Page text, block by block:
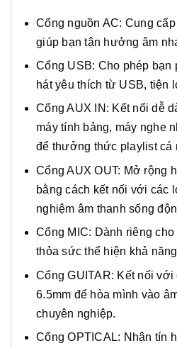
Cổng nguồn AC: Cung
giúp bạn tận hưởng âm
Cổng USB: Cho phép bạn
hát yêu thích từ USB, tiện
Cổng AUX IN: Kết nối dễ
máy tính bảng, máy nghe
để thưởng thức playlist cá
Cổng AUX OUT: Mở rộng
bằng cách kết nối với các
nghiệm âm thanh sống
Cổng MIC: Dành riêng
thỏa sức thể hiện khả
Cổng GUITAR: Kết nối
6.5mm để hòa mình vào
chuyên nghiệp.
Cổng OPTICAL: Nhận tín